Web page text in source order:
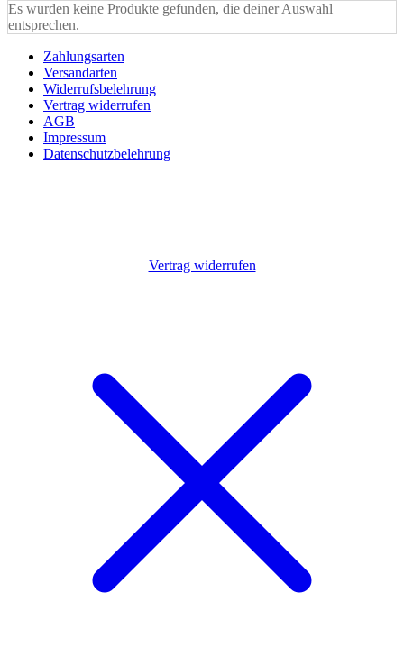
Es wurden keine Produkte gefunden, die deiner Auswahl
entsprechen.
Zahlungsarten
Versandarten
Widerrufsbelehrung
Vertrag widerrufen
AGB
Impressum
Datenschutzbelehrung
Vertrag widerrufen